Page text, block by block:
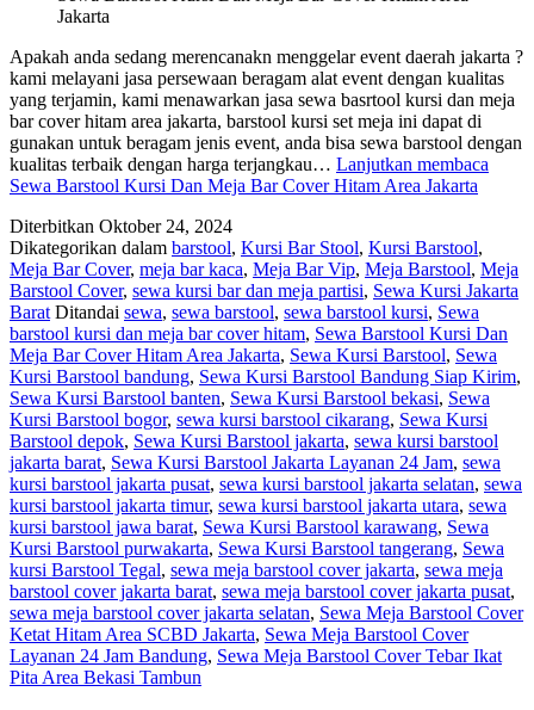
Jakarta
Apakah anda sedang merencanakn menggelar event daerah jakarta ?
kami melayani jasa persewaan beragam alat event dengan kualitas
yang terjamin, kami menawarkan jasa sewa basrtool kursi dan meja
bar cover hitam area jakarta, barstool kursi set meja ini dapat di
gunakan untuk beragam jenis event, anda bisa sewa barstool dengan
kualitas terbaik dengan harga terjangkau… Lanjutkan membaca
Sewa Barstool Kursi Dan Meja Bar Cover Hitam Area Jakarta
Diterbitkan Oktober 24, 2024
Dikategorikan dalam barstool, Kursi Bar Stool, Kursi Barstool,
Meja Bar Cover, meja bar kaca, Meja Bar Vip, Meja Barstool, Meja
Barstool Cover, sewa kursi bar dan meja partisi, Sewa Kursi Jakarta
Barat Ditandai sewa, sewa barstool, sewa barstool kursi, Sewa
barstool kursi dan meja bar cover hitam, Sewa Barstool Kursi Dan
Meja Bar Cover Hitam Area Jakarta, Sewa Kursi Barstool, Sewa
Kursi Barstool bandung, Sewa Kursi Barstool Bandung Siap Kirim,
Sewa Kursi Barstool banten, Sewa Kursi Barstool bekasi, Sewa
Kursi Barstool bogor, sewa kursi barstool cikarang, Sewa Kursi
Barstool depok, Sewa Kursi Barstool jakarta, sewa kursi barstool
jakarta barat, Sewa Kursi Barstool Jakarta Layanan 24 Jam, sewa
kursi barstool jakarta pusat, sewa kursi barstool jakarta selatan, sewa
kursi barstool jakarta timur, sewa kursi barstool jakarta utara, sewa
kursi barstool jawa barat, Sewa Kursi Barstool karawang, Sewa
Kursi Barstool purwakarta, Sewa Kursi Barstool tangerang, Sewa
kursi Barstool Tegal, sewa meja barstool cover jakarta, sewa meja
barstool cover jakarta barat, sewa meja barstool cover jakarta pusat,
sewa meja barstool cover jakarta selatan, Sewa Meja Barstool Cover
Ketat Hitam Area SCBD Jakarta, Sewa Meja Barstool Cover
Layanan 24 Jam Bandung, Sewa Meja Barstool Cover Tebar Ikat
Pita Area Bekasi Tambun